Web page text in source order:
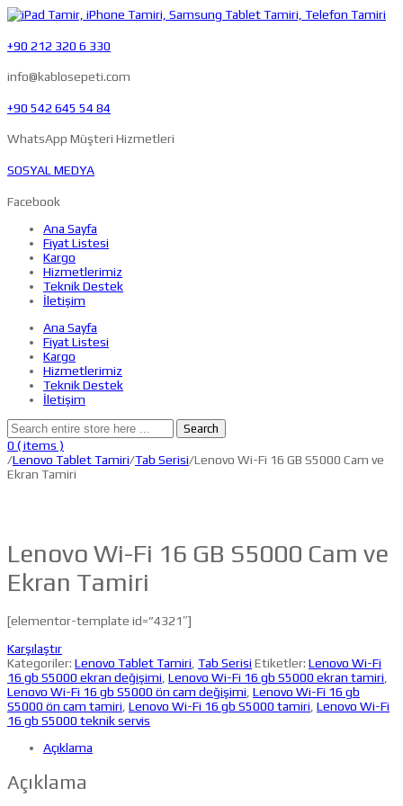
+90 212 320 6 330
info@kablosepeti.com
+90 542 645 54 84
WhatsApp Müşteri Hizmetleri
SOSYAL MEDYA
Facebook
Ana Sayfa
Fiyat Listesi
Kargo
Hizmetlerimiz
Teknik Destek
İletişim
Ana Sayfa
Fiyat Listesi
Kargo
Hizmetlerimiz
Teknik Destek
İletişim
Search
0 ( items )
/Lenovo Tablet Tamiri/Tab Serisi/Lenovo Wi-Fi 16 GB S5000 Cam ve
Ekran Tamiri
Lenovo Wi-Fi 16 GB S5000 Cam ve
Ekran Tamiri
[elementor-template id=”4321″]
Karşılaştır
Kategoriler: Lenovo Tablet Tamiri Tab Serisi Etiketler: Lenovo Wi-Fi
16 gb S5000 ekran değişimi Lenovo Wi-Fi 16 gb S5000 ekran tamiri
Lenovo Wi-Fi 16 gb S5000 ön cam değişimi Lenovo Wi-Fi 16 gb
S5000 ön cam tamiri Lenovo Wi-Fi 16 gb S5000 tamiri Lenovo Wi-Fi
16 gb S5000 teknik servis
Açıklama
Açıklama